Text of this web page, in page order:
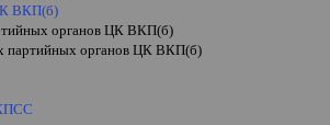
ВКП(б)
органов ЦК ВКП(б)
партийных органов ЦК ВКП(б)